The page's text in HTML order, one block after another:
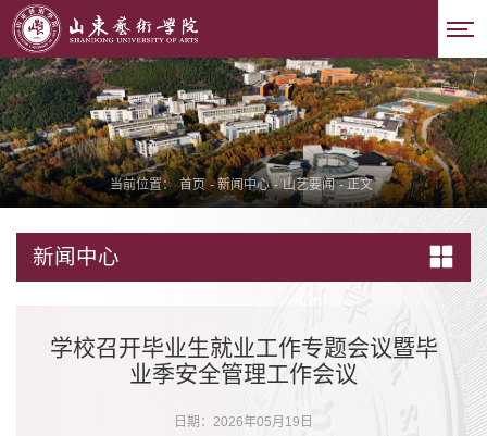
当前位置： 首页 - 新闻中心 - 山艺要闻 - 正文
新闻中心
学校召开毕业生就业工作专题会议暨毕
业季安全管理工作会议
日期：2026年05月19日